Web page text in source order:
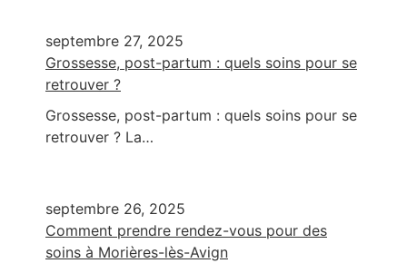
septembre 27, 2025
Grossesse, post-partum : quels soins pour se
retrouver ?
Grossesse, post-partum : quels soins pour se
retrouver ? La…
septembre 26, 2025
Comment prendre rendez-vous pour des
soins à Morières-lès-Avign